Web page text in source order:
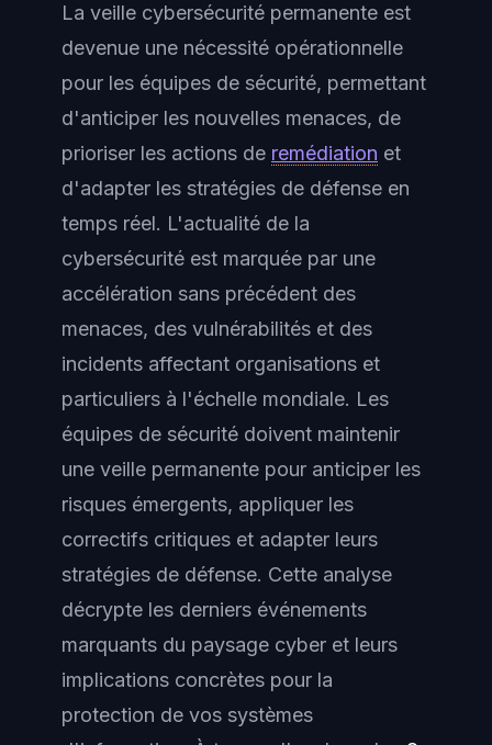
La veille cybersécurité permanente est
devenue une nécessité opérationnelle
pour les équipes de sécurité, permettant
d'anticiper les nouvelles menaces, de
prioriser les actions de remédiation et
d'adapter les stratégies de défense en
temps réel. L'actualité de la
cybersécurité est marquée par une
accélération sans précédent des
menaces, des vulnérabilités et des
incidents affectant organisations et
particuliers à l'échelle mondiale. Les
équipes de sécurité doivent maintenir
une veille permanente pour anticiper les
risques émergents, appliquer les
correctifs critiques et adapter leurs
stratégies de défense. Cette analyse
décrypte les derniers événements
marquants du paysage cyber et leurs
implications concrètes pour la
protection de vos systèmes